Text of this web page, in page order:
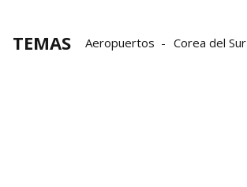
TEMAS Aeropuertos
Corea del Sur